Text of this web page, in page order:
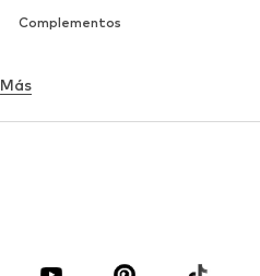
Complementos
Más